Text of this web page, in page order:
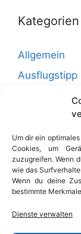
Um dir ein
Cookies, um
zuzugreifen. Wenn
wie das
Wenn du deine
bestimmte
Dienste verwalten
Kategorien
Allgemein
Ausflugstipp
Bad Doberan
Ostseeküste
Reiten
Rügen
Rügenurlaub
Ummanz